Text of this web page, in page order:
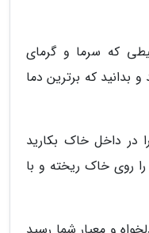
که سرما و گرمای
که برترین دما
در داخل خاک بکارید
روی خاک ریخته و با